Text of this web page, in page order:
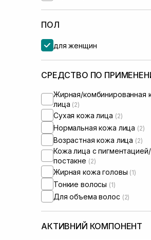
ПОЛ
для женщин
СРЕДСТВО ПО
Жирная/комбинированная
лица (2)
Сухая кожа лица (2)
Нормальная кожа лица (2)
Возрастная кожа лица (2)
Кожа лица с пигментацией/
постакне (2)
Жирная кожа головы (1)
Тонкие волосы (1)
Для объема волос (2)
АКТИВНИЙ КОМПОНЕНТ